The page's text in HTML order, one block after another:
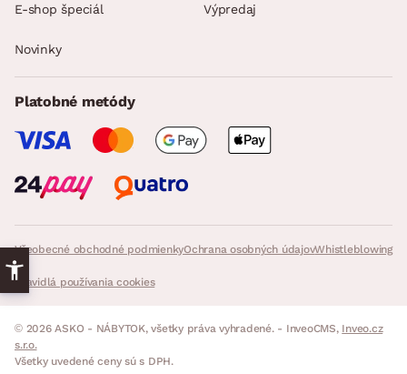
Všeobecné obchodné podmienkyOchrana osobných údajovWhistleblowing
Pravidlá používania cookies
E-shop špeciál Výpredaj
Novinky
Platobné metódy
© 2026 ASKO - NÁBYTOK, všetky práva vyhradené. - InveoCMS, Inveo.cz
s.r.o.
Všetky uvedené ceny sú s DPH.